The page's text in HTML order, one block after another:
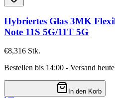
Hybriertes Glas 3MK
Note 11S 5G/11T 5G
€8,316 Stk.
Bestellen bis 14:00 - Versand heute
In den Korb